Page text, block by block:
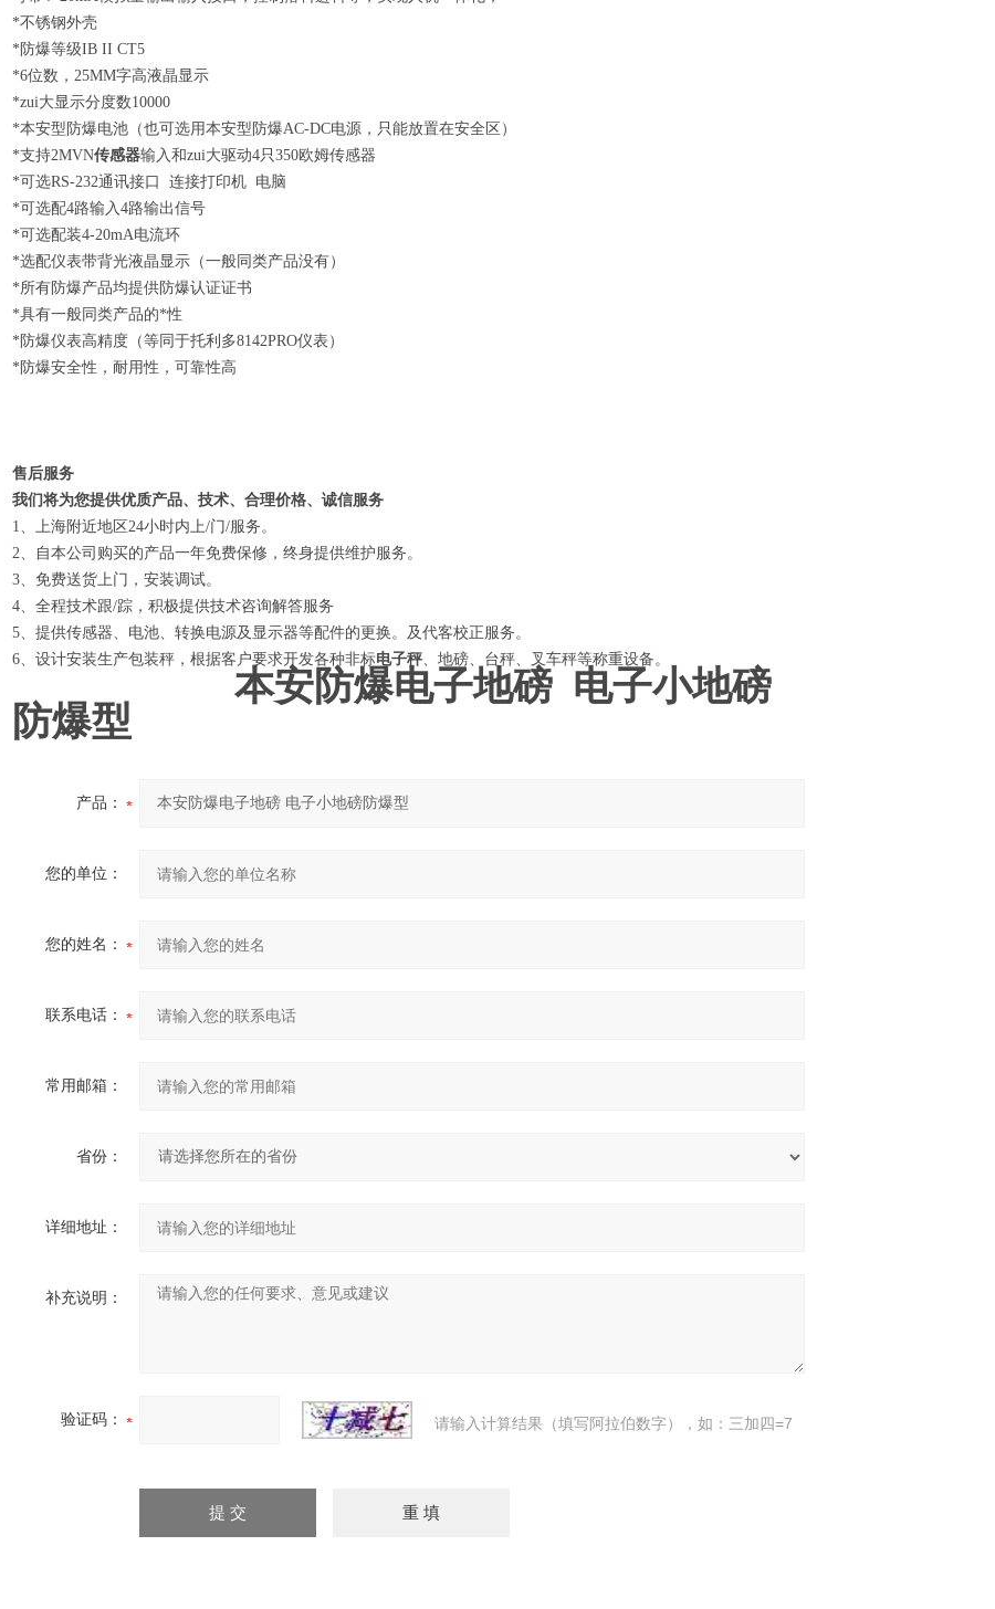
*不锈钢外壳
*防爆等级IB II CT5
*6位数，25MM字高液晶显示
*zui大显示分度数10000
*本安型防爆电池（也可选用本安型防爆AC-DC电源，只能放置在安全区）
*支持2MVN传感器输入和zui大驱动4只350欧姆传感器
*可选RS-232通讯接口 连接打印机 电脑
*可选配4路输入4路输出信号
*可选配装4-20mA电流环
*选配仪表带背光液晶显示（一般同类产品没有）
*所有防爆产品均提供防爆认证证书
*具有一般同类产品的*性
*防爆仪表高精度（等同于托利多8142PRO仪表）
*防爆安全性，耐用性，可靠性高
售后服务
我们将为您提供优质产品、技术、合理价格、诚信服务
1、上海附近地区24小时内上/门/服务。
2、自本公司购买的产品一年免费保修，终身提供维护服务。
3、免费送货上门，安装调试。
4、全程技术跟/踪，积极提供技术咨询解答服务
5、提供传感器、电池、转换电源及显示器等配件的更换。及代客校正服务。
6、设计安装生产包装秤，根据客户要求开发各种非标电子秤、地磅、台秤、叉车秤等称重设备。
本安防爆电子地磅 电子小地磅
防爆型
产品：
您的单位：
您的姓名：
联系电话：
常用邮箱：
省份：
详细地址：
补充说明：
验证码： 请输入计算结果（填写阿拉伯数字），如：三加四=7